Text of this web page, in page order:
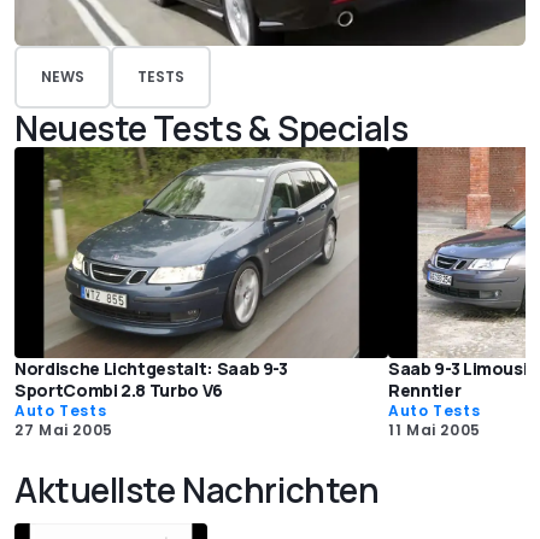
NEWS TESTS
Neueste Tests & Specials
Nordische Lichtgestalt: Saab 9-3
SportCombi 2.8 Turbo V6
Auto Tests
27 Mai 2005
Saab 9-3
Renntier
Auto Tests
11 Mai 2005
Aktuellste Nachrichten